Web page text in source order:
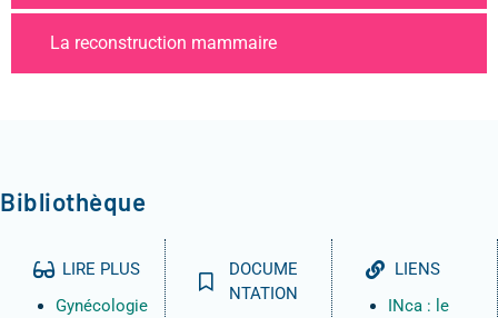
La reconstruction mammaire
Bibliothèque
LIRE PLUS
Gynécologie
DOCUME
NTATION
LIENS
INca : le